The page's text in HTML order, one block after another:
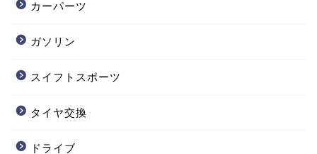
カーパーツ
ガソリン
スイフトスポーツ
タイヤ交換
ドライブ